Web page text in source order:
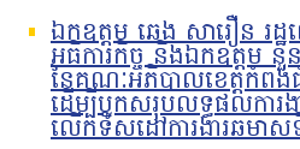
ឯកឧត្តម ឆេង សារឿន រដ្
អធិការកិច្ច និងឯកឧត្តម នួ
នៃគណៈអភិបាលខេត្តកំពង់
ដើម្បីបូកសរុបលទ្ធផលការ
លើកទិសដៅការងារឆមា